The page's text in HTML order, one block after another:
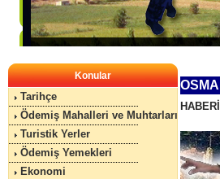
Konular
Tarihçe
Ödemiş Mahalleri ve Muhtarları
Turistik Yerler
Ödemiş Yemekleri
Ekonomi